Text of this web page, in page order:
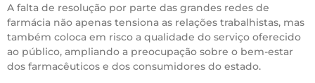
A falta de resolução por parte das grandes redes de
farmácia não apenas tensiona as relações trabalhistas, mas
também coloca em risco a qualidade do serviço oferecido
ao público, ampliando a preocupação sobre o bem-estar
dos farmacêuticos e dos consumidores do estado.